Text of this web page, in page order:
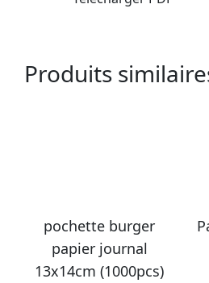
Produits
pochette burger
papier journal
13x14cm (1000pcs)